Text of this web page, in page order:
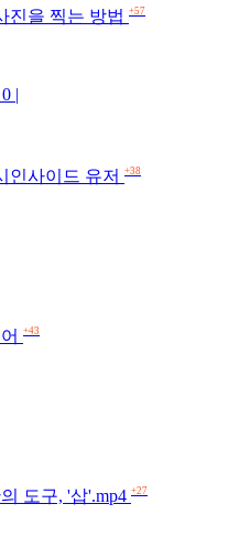
진을 찍는 방법 +57
|
인사이드 유저 +38
+43
도구, '삽'.mp4 +27